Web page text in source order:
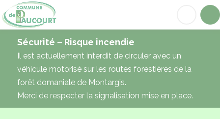
Sécurité – Risque incendie
Il est actuellement interdit de circuler avec un
véhicule motorisé sur les routes forestières de la
forêt domaniale de Montargis.
Merci de respecter la signalisation mise en place.